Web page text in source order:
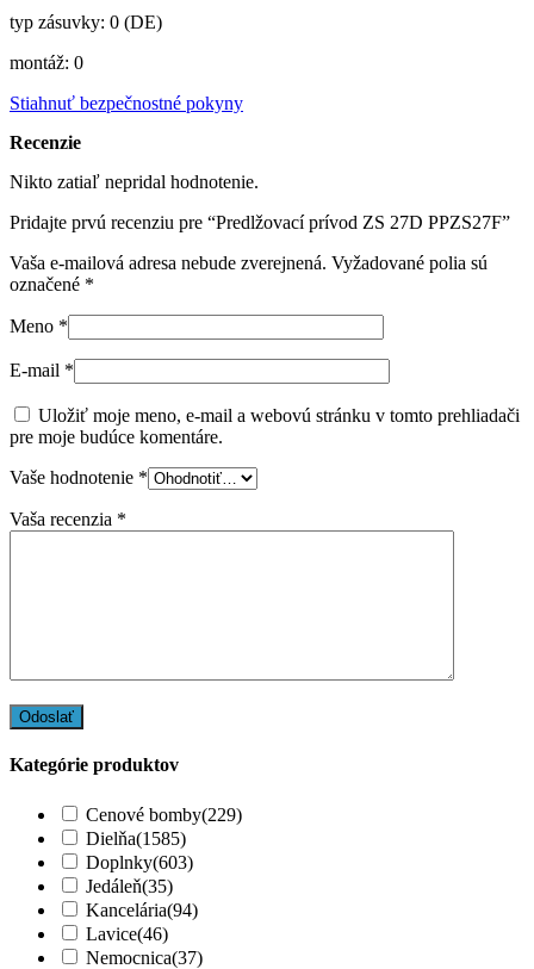
typ zásuvky: 0 (DE)
montáž: 0
Stiahnuť bezpečnostné pokyny
Recenzie
Nikto zatiaľ nepridal hodnotenie.
Pridajte prvú recenziu pre “Predlžovací prívod ZS 27D PPZS27F”
Vaša e-mailová adresa nebude zverejnená. Vyžadované polia sú
označené *
Meno *
E-mail *
Uložiť moje meno, e-mail a webovú stránku v tomto prehliadači
pre moje budúce komentáre.
Vaše hodnotenie *
Vaša recenzia *
Kategórie produktov
Cenové bomby(229)
Dielňa(1585)
Doplnky(603)
Jedáleň(35)
Kancelária(94)
Lavice(46)
Nemocnica(37)